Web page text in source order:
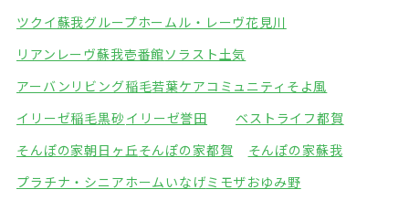
ツクイ蘇我グループホームル・レーヴ花見川
リアンレーヴ蘇我壱番館ソラスト土気
アーバンリビング稲毛若葉ケアコミュニティそよ風
イリーゼ稲毛黒砂 イリーゼ誉田
ベストライフ都賀
そんぽの家朝日ヶ丘そんぽの家都賀
そんぽの家蘇我
プラチナ・シニアホームいなげミモザおゆみ野